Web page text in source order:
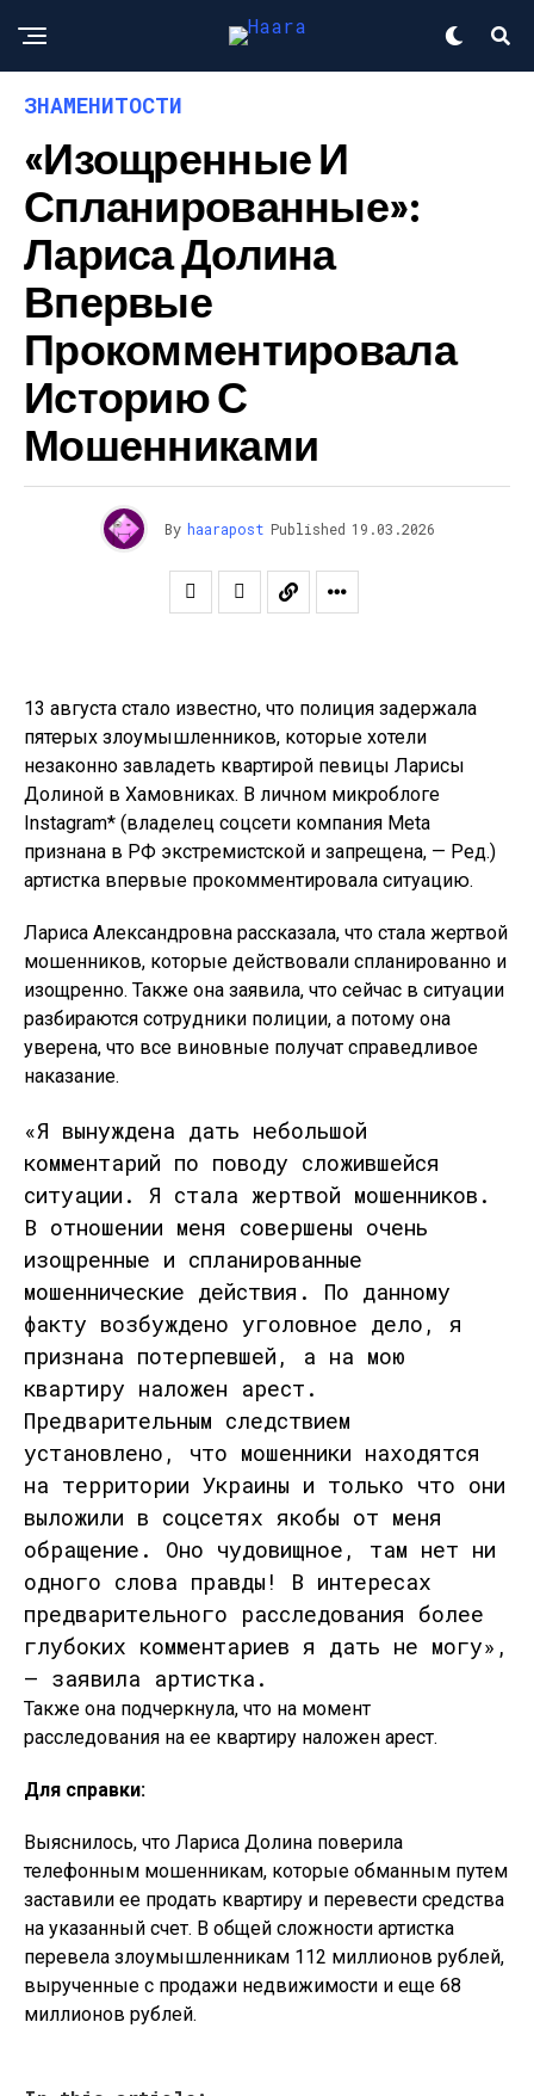
ЗНАМЕНИТОСТИ
«Изощренные И
Спланированные»:
Лариса Долина
Впервые
Прокомментировала
Историю С
Мошенниками
By haarapost Published 19.03.2026
13 августа стало известно, что полиция задержала
пятерых злоумышленников, которые хотели
незаконно завладеть квартирой певицы Ларисы
Долиной в Хамовниках. В личном микроблоге
Instagram* (владелец соцсети компания Meta
признана в РФ экстремистской и запрещена, — Ред.)
артистка впервые прокомментировала ситуацию.
Лариса Александровна рассказала, что стала жертвой
мошенников, которые действовали спланированно и
изощренно. Также она заявила, что сейчас в ситуации
разбираются сотрудники полиции, а потому она
уверена, что все виновные получат справедливое
наказание.
«Я вынуждена дать небольшой
комментарий по поводу сложившейся
ситуации. Я стала жертвой мошенников.
В отношении меня совершены очень
изощренные и спланированные
мошеннические действия. По данному
факту возбуждено уголовное дело, я
признана потерпевшей, а на мою
квартиру наложен арест.
Предварительным следствием
установлено, что мошенники находятся
на территории Украины и только что они
выложили в соцсетях якобы от меня
обращение. Оно чудовищное, там нет ни
одного слова правды! В интересах
предварительного расследования более
глубоких комментариев я дать не могу»,
— заявила артистка.
Также она подчеркнула, что на момент
расследования на ее квартиру наложен арест.
Для справки:
Выяснилось, что Лариса Долина поверила
телефонным мошенникам, которые обманным путем
заставили ее продать квартиру и перевести средства
на указанный счет. В общей сложности артистка
перевела злоумышленникам 112 миллионов рублей,
вырученные с продажи недвижимости и еще 68
миллионов рублей.